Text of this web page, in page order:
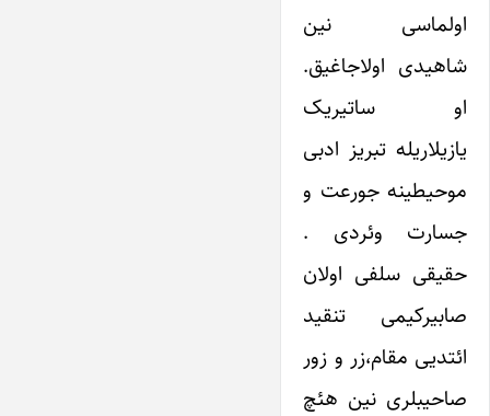
اولماسی نین
شاهیدی اولاجاغیق.
او ساتیریک
یازیلاریله تبریز ادبی
موحیطینه جورعت و
جسارت وئردی .
حقیقی سلفی اولان
صابیرکیمی تنقید
ائتدیی مقام،زر و زور
صاحیبلری نین هئچ